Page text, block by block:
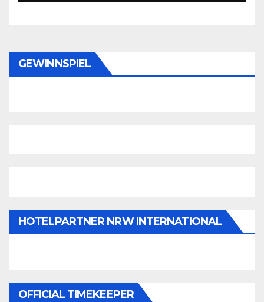
GEWINNSPIEL
HOTELPARTNER NRW INTERNATIONAL
OFFICIAL TIMEKEEPER